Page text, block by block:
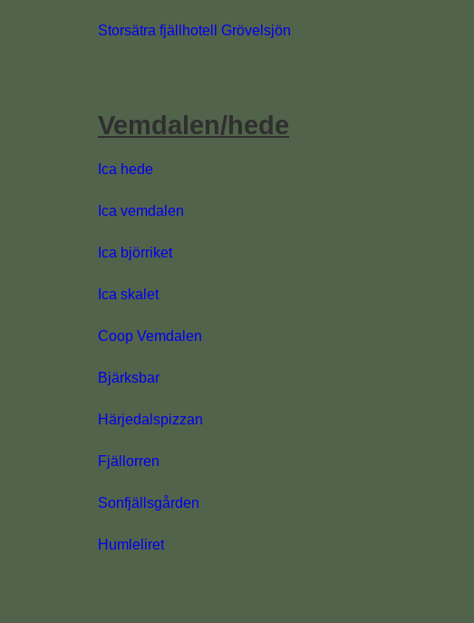
Storsätra fjällhotell Grövelsjön
Vemdalen/hede
Ica hede
Ica vemdalen
Ica björriket
Ica skalet
Coop Vemdalen
Bjärksbar
Härjedalspizzan
Fjällorren
Sonfjällsgården
Humleliret